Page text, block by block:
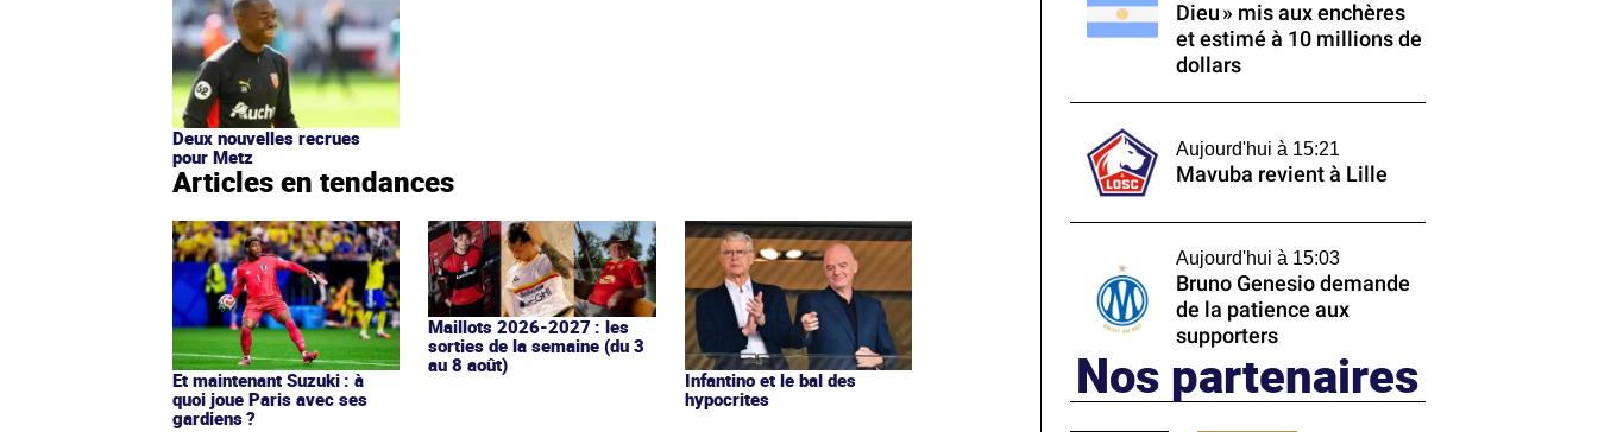
Deux nouvelles recrues
pour Metz
Articles en tendances
Et maintenant Suzuki : à
quoi joue Paris avec ses
gardiens ?
Maillots 2026-2027 : les
sorties de la semaine (du 3
au 8 août)
Infantino et le bal des
hypocrites
Dieu » mis aux enchères
et estimé à 10 millions de
dollars
Aujourd'hui à 15:21
Mavuba revient à Lille
Aujourd'hui à 15:03
Bruno Genesio demande
de la patience aux
supporters
Nos partenaires